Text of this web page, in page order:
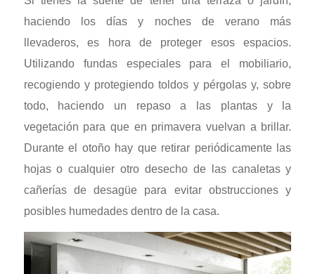
haciendo los días y noches de verano más
llevaderos, es hora de proteger esos espacios.
Utilizando fundas especiales para el mobiliario,
recogiendo y protegiendo toldos y pérgolas y, sobre
todo, haciendo un repaso a las plantas y la
vegetación para que en primavera vuelvan a brillar.
Durante el otoño hay que retirar periódicamente las
hojas o cualquier otro desecho de las canaletas y
cañerías de desagüe para evitar obstrucciones y
posibles humedades dentro de la casa.